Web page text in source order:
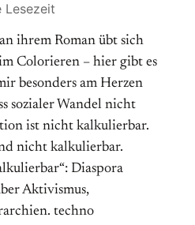
Lesezeit
ihrem Roman übt sich
Colorieren – hier gibt es
besonders am Herzen
sozialer Wandel nicht
ist nicht kalkulierbar.
nicht kalkulierbar.
Diaspora
Aktivismus,
techno